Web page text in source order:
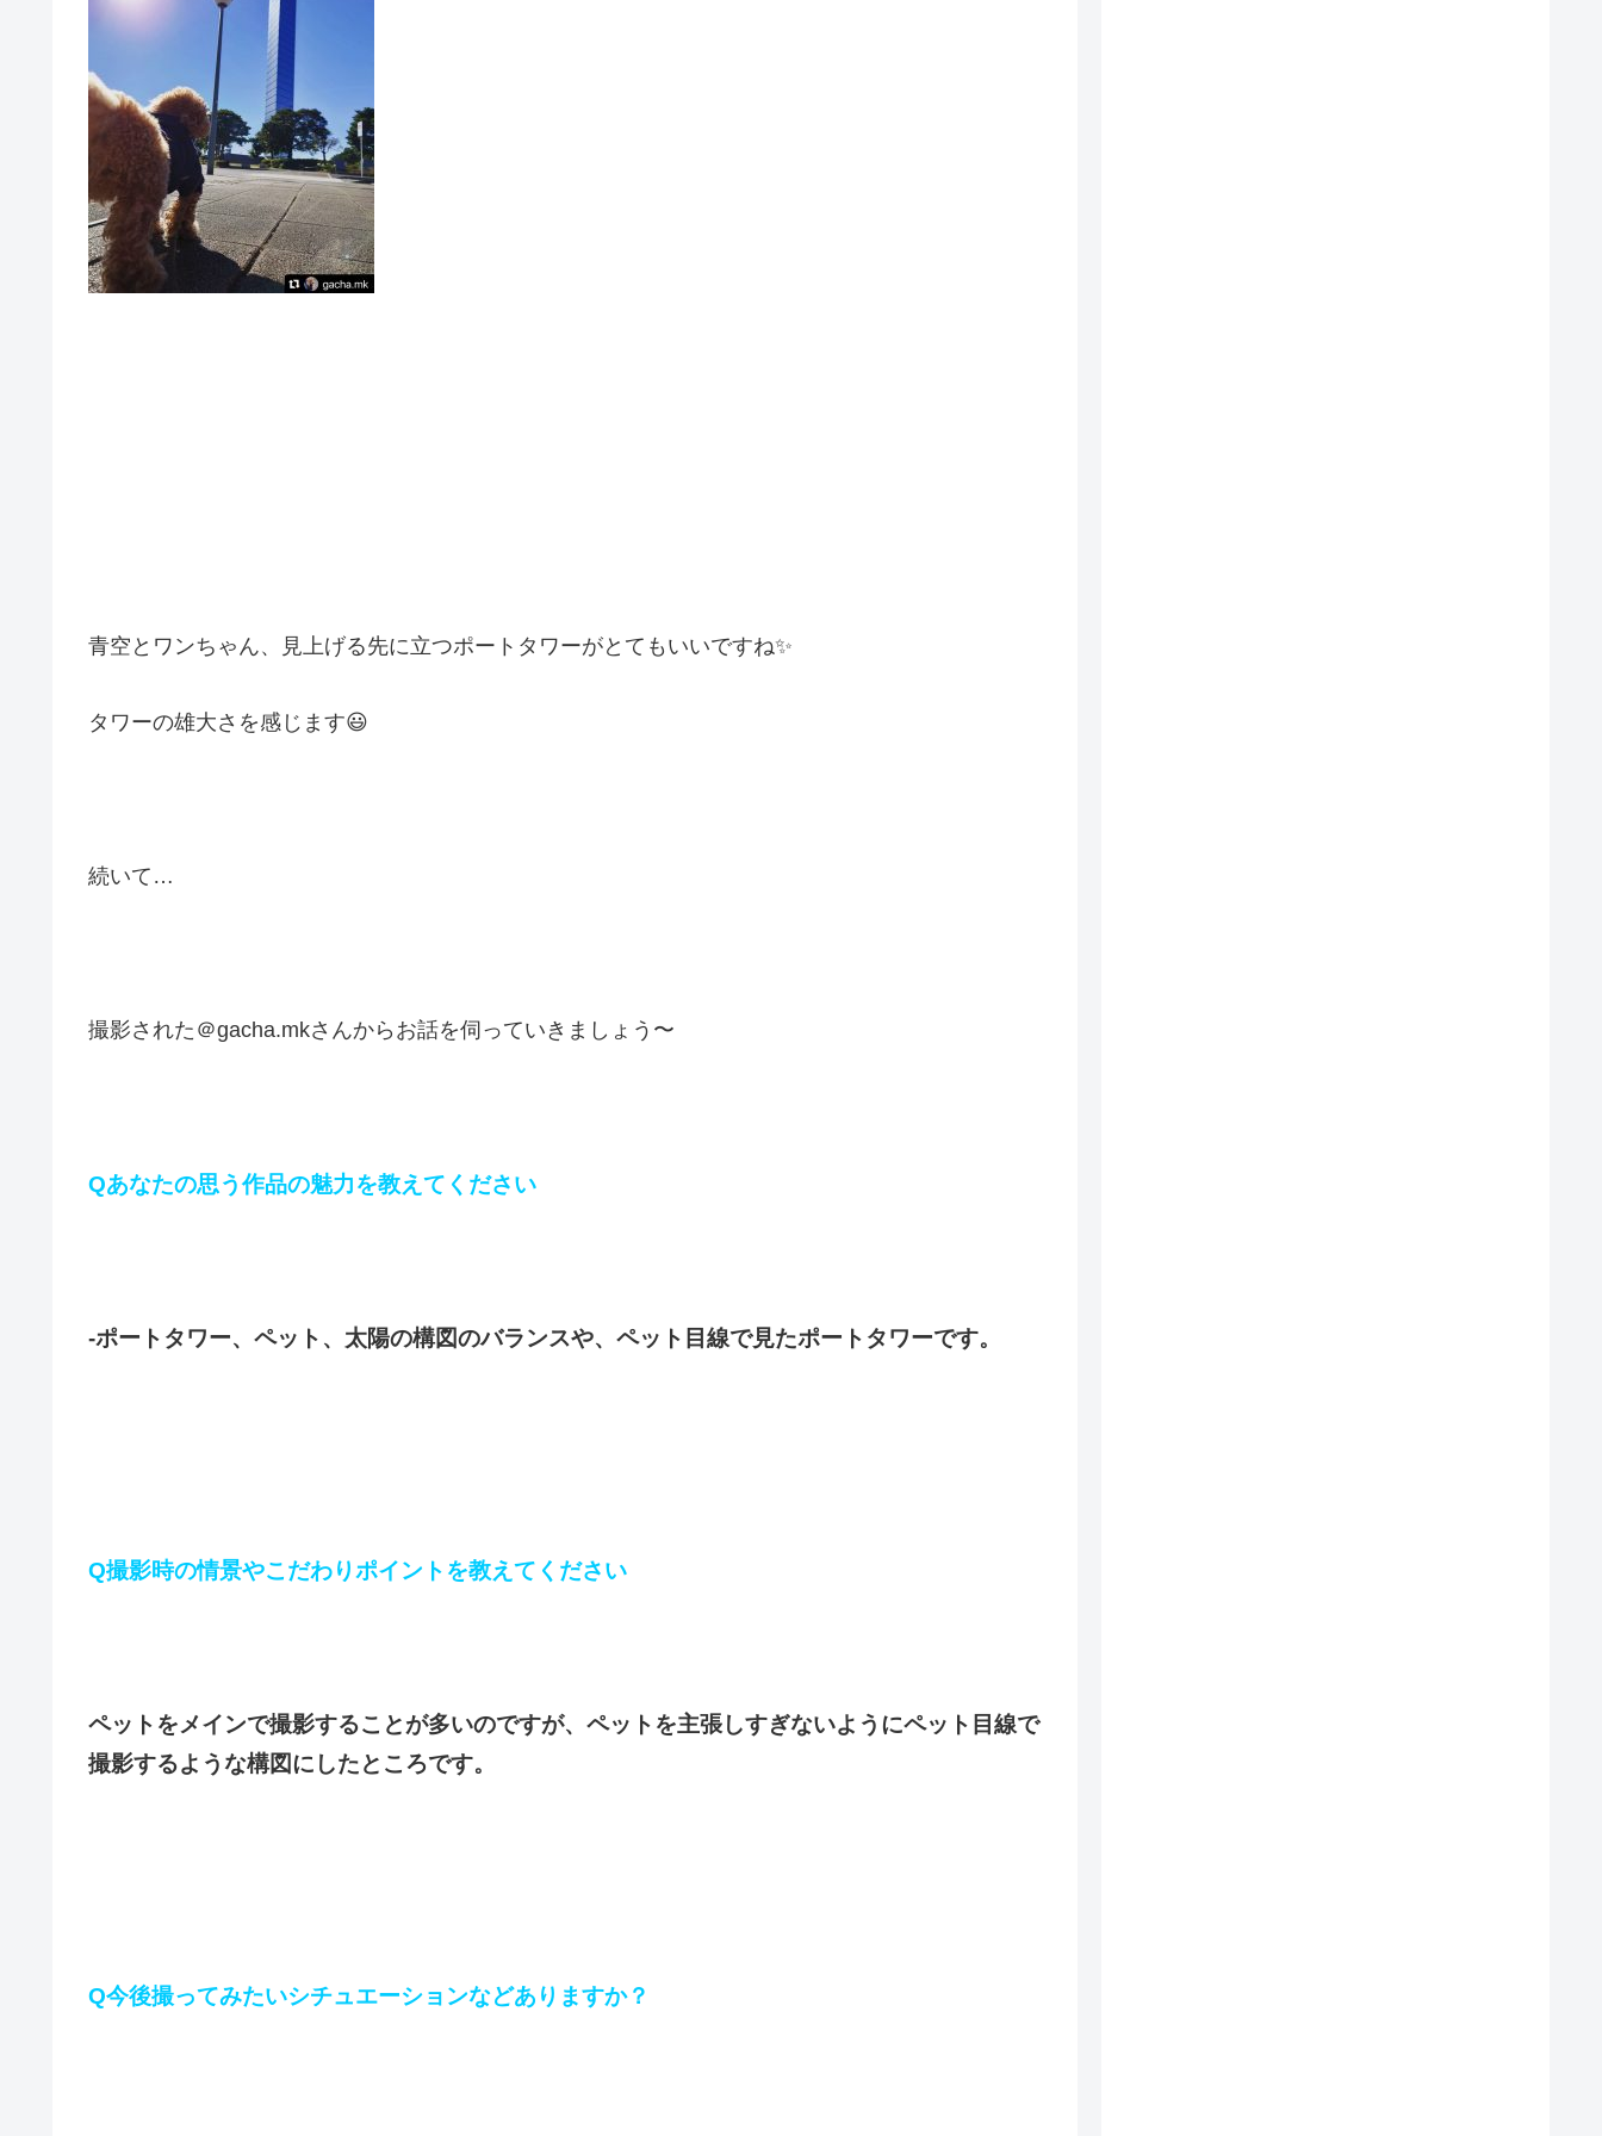
青空とワンちゃん、見上げる先に立つポートタワーがとてもいいですね✨
タワーの雄大さを感じます😃
続いて…
撮影された＠gacha.mkさんからお話を伺っていきましょう〜
Qあなたの思う作品の魅力を教えてください
-ポートタワー、ペット、太陽の構図のバランスや、ペット目線で見たポートタワーです。
Q撮影時の情景やこだわりポイントを教えてください
ペットをメインで撮影することが多いのですが、ペットを主張しすぎないようにペット目線で
撮影するような構図にしたところです。
Q今後撮ってみたいシチュエーションなどありますか？